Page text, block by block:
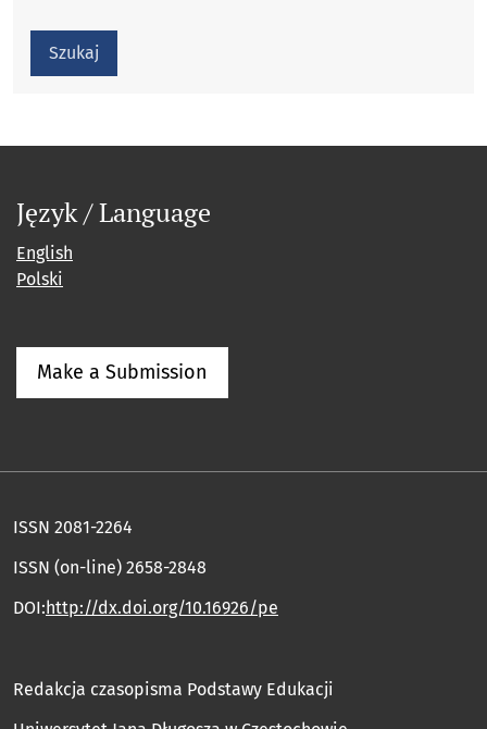
Szukaj
Język / Language
English
Polski
Make a Submission
ISSN 2081-2264
ISSN (on-line) 2658-2848
DOI: http://dx.doi.org/10.16926/pe
Redakcja czasopisma Podstawy Edukacji